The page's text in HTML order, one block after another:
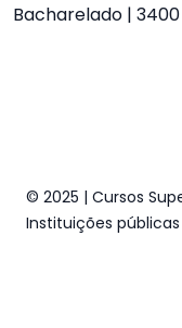
Bacharelado |
© 2025 | Cursos
Instituições